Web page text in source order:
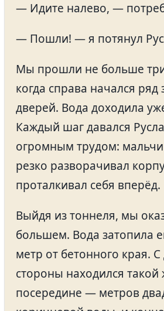
— Идите налево, —
— Пошли! — я потянул
Мы прошли не больше
когда справа начался ряд
дверей. Вода доходила
Каждый шаг давался
огромным трудом:
резко разворачивал
проталкивал себя вперёд.
Выйдя из тоннеля, мы
большем. Вода затопила
метр от бетонного края. С
стороны находился такой
посередине — метров